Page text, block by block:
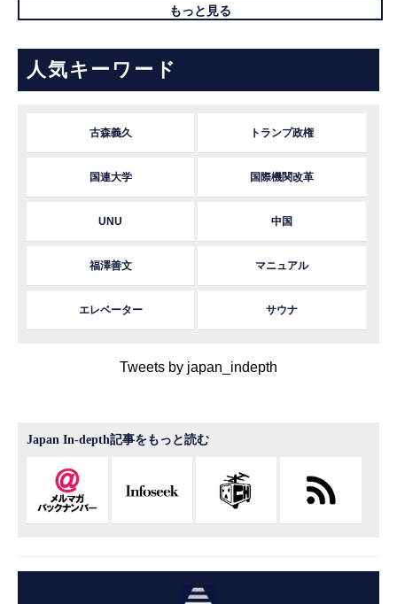
もっと見る
人気キーワード
古森義久 トランプ政権
国連大学 国際機関改革
UNU 中国
福澤善文 マニュアル
エレベーター サウナ
Tweets by japan_indepth
Japan In-depth記事をもっと読む